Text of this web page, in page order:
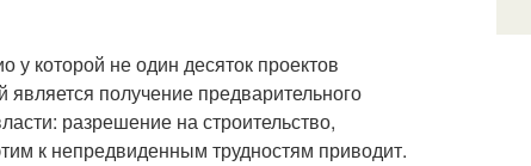
которой не один десяток проектов
получение предварительного
разрешение на строительство,
к непредвиденным трудностям приводит.